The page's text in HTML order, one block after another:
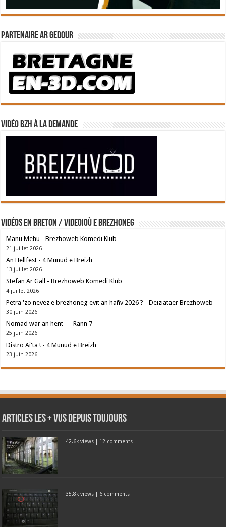
Partenaire Ar Gedour
Vidéo BZH à la demande
Vidéos en breton / Videoioù e brezhoneg
Manu Mehu - Brezhoweb Komedi Klub
21 juillet 2026
An Hellfest - 4 Munud e Breizh
13 juillet 2026
Stefan Ar Gall - Brezhoweb Komedi Klub
4 juillet 2026
Petra 'zo nevez e brezhoneg evit an hañv 2026 ? - Deiziataer Brezhoweb
30 juin 2026
Nomad war an hent — Rann 7 —
25 juin 2026
Distro Ai'ta ! - 4 Munud e Breizh
23 juin 2026
Articles les + vus depuis toujours
42.6k views | 12 comments
35.8k views | 6 comments